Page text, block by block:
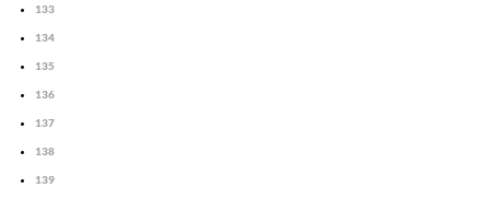
133
134
135
136
137
138
139